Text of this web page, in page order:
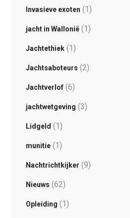
Invasieve exoten (1)
jacht in Wallonië(1)
Jachtethiek(1)
Jachtsaboteurs (2)
Jachtverlof(6)
jachtwetgeving (3)
Lidgeld (1)
munitie(1)
Nachtrichtkijker (9)
Nieuws (62)
Opleiding (1)